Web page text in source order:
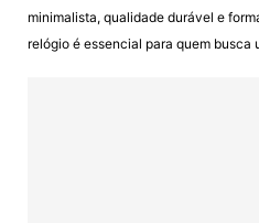
minimalista, qualidade durável e
relógio é essencial para quem busca